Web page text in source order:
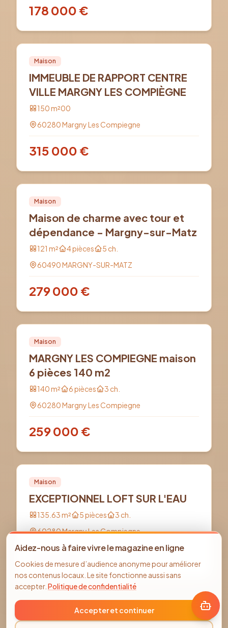
178 000 €
Vente PRO
Maison
IMMEUBLE DE RAPPORT CENTRE
VILLE MARGNY LES COMPIÈGNE
150m²00
60280Margny Les Compiegne
315 000 €
Vente
Maison
Maison de charme avec tour et
dépendance - Margny-sur-Matz
121 m² 4pièces 5 ch.
60490MARGNY-SUR-MATZ
279 000 €
Vente PRO
Maison
MARGNY LES COMPIEGNE maison
6 pièces 140 m2
140m² 6pièces 3 ch.
60280Margny Les Compiegne
259 000 €
Vente PRO
Maison
EXCEPTIONNEL LOFT SUR L'EAU
135.63m² 5pièces 3 ch.
60280Margny Les Compiegne
263 750 €
Aidez-nous à faire vivre le magazine en ligne
Cookies de mesure d’audience anonyme pour améliorer
nos contenus locaux. Le site fonctionne aussi sans
accepter. Politique de confidentialité
Accepter et continuer